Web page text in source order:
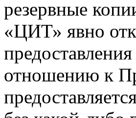
резервные
«ЦИТ» явно
отношению к